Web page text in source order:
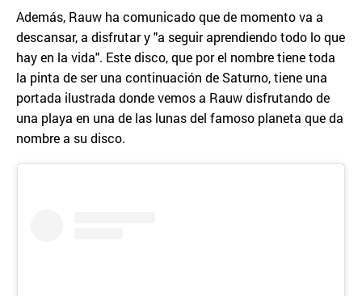
Además, Rauw ha comunicado que de momento va a
descansar, a disfrutar y "a seguir aprendiendo todo lo que
hay en la vida". Este disco, que por el nombre tiene toda
la pinta de ser una continuación de Saturno, tiene una
portada ilustrada donde vemos a Rauw disfrutando de
una playa en una de las lunas del famoso planeta que da
nombre a su disco.